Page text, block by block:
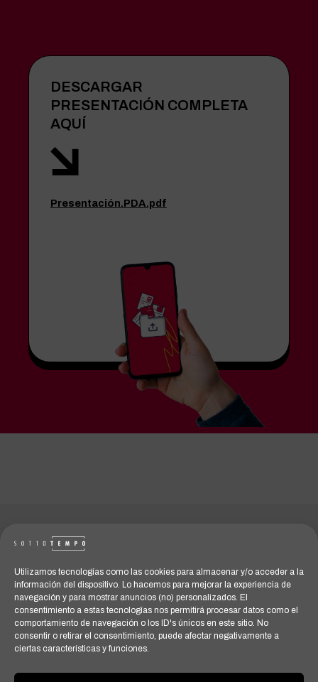
Utilizamos tecnologías como las cookies para almacenar y/o acceder a la
información del dispositivo. Lo hacemos para mejorar la experiencia de
navegación y para mostrar anuncios (no) personalizados. El
consentimiento a estas tecnologías nos permitirá procesar datos como el
comportamiento de navegación o los ID's únicos en este sitio. No
consentir o retirar el consentimiento, puede afectar negativamente a
ciertas características y funciones.
DESCARGAR
PRESENTACIÓN COMPLETA
AQUÍ
Presentación.PDA.pdf